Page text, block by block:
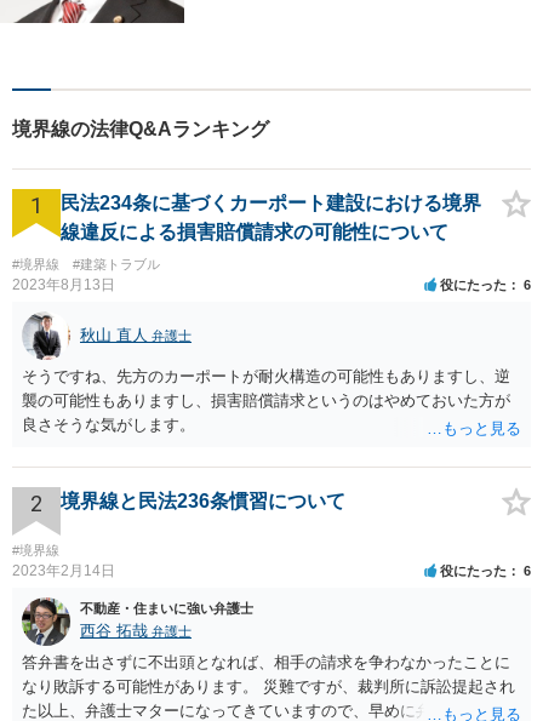
境界線の法律Q&Aランキング
1
民法234条に基づくカーポート建設における境界
線違反による損害賠償請求の可能性について
#境界線 #建築トラブル
2023年8月13日 役にたった 6
秋山 直人 弁護士
そうですね、先方のカーポートが耐火構造の可能性もありますし、逆
襲の可能性もありますし、損害賠償請求というのはやめておいた方が
良さそうな気がします。
2 境界線と民法236条慣習について
#境界線
2023年2月14日 役にたった 6
不動産・住まいに強い弁護士
西谷 拓哉 弁護士
答弁書を出さずに不出頭となれば、相手の請求を争わなかったことに
なり敗訴する可能性があります。 災難ですが、裁判所に訴訟提起され
た以上、弁護士マターになってきていますので、早めに弁護の依頼を